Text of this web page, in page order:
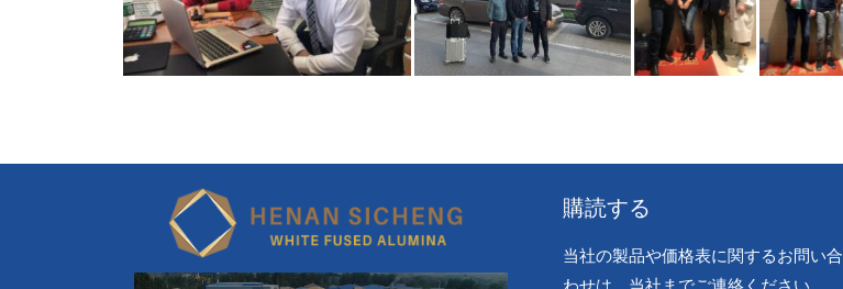
購読する
当社の製品や価格表に関するお問い合